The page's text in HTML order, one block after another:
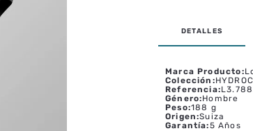
Marca Producto:
Colección :
Referencia:
Género:Hombre
Peso:188 g
Origen:Suiza
Garantía:5 Años